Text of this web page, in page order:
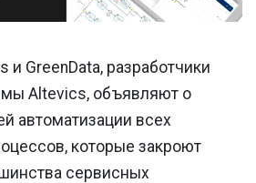
и GreenData, разработчики
Altevics, объявляют о
автоматизации всех
которые закроют
сервисных